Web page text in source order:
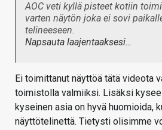
AOC veti kyllä pisteet kotiin
varten näytön joka ei sovi
telineeseen.
Napsauta laajentaaksesi…
Ei toimittanut näyttöä tätä videota
toimistolla valmiiksi. Lisäksi
kyseinen asia on hyvä huomioida,
näyttötelinettä. Tietysti olisimme